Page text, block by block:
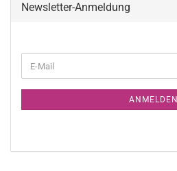
Newsletter-Anmeldung
ZUR
E-
Mail
ANMELDEN